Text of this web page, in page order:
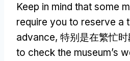
Keep in mind that some
require you to reserve a
advance, 特别是在繁忙时
to check the museum’s